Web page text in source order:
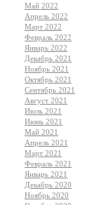
Май 2022
Апрель 2022
Март 2022
Февраль 2022
Январь 2022
Декабрь 2021
Ноябрь 2021
Октябрь 2021
Сентябрь 2021
Август 2021
Июль 2021
Июнь 2021
Май 2021
Апрель 2021
Март 2021
Февраль 2021
Январь 2021
Декабрь 2020
Ноябрь 2020